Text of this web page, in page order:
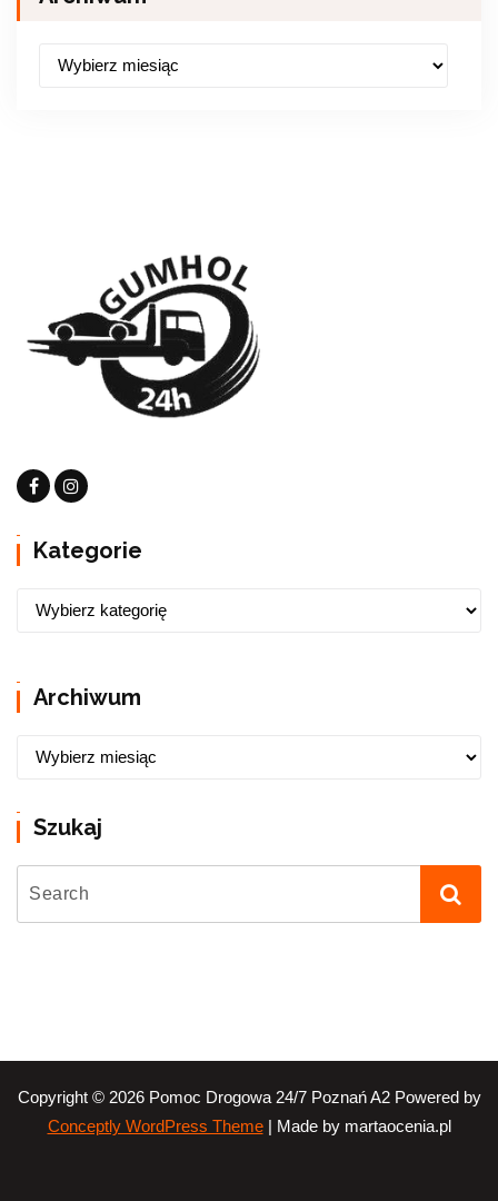
Kategorie
Archiwum
Szukaj
Copyright © 2026 Pomoc Drogowa 24/7 Poznań A2 Powered by
Conceptly WordPress Theme| Made by martaocenia.pl